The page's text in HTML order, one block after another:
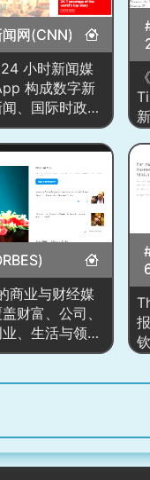
网(CNN)
小时新闻媒
构成数字新
、国际时政、
、娱乐、体
内容。站点
+可视化叙
快讯、长文分
可视化、长短视
并通过国际版与
众。编辑部采
首页以头条
栏专题呈现当
联动 CNN
Business、
等子品牌
商业与财经媒
财富、公司、
、生活与领导
单+深度报
、
、Lifestyle